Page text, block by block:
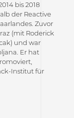
bis 2018
der Reactive
Zuvor
(mit Roderick
und war
Er hat
Institut für